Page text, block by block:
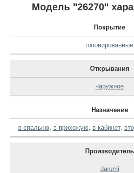
Модель "26270"
Покрытие
шпонированные
Открывания
наружное
Назначение
в спальню, в прихожую, в кабинет,
Производитель
darumi